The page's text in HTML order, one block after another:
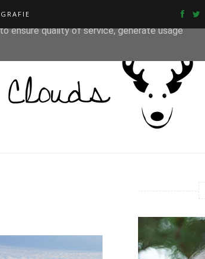
traffic. Your IP address and user-agent
ensure quality of service, generate usage